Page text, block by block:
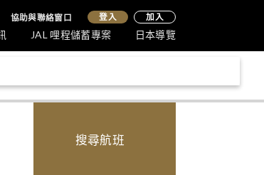
協助與聯絡窗口 登入 加入
JAL 哩程儲蓄專案 日本導覽
搜尋航班